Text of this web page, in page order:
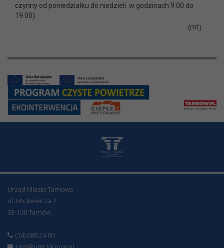
czynny od poniedziałku do niedzieli w godzinach 9.00 do
19.00).
(mt)
Urząd Miasta Tarnowa
ul. Mickiewicza 2
33-100 Tarnów
(14) 688 24 00